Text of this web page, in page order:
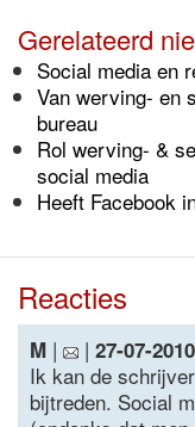
Gerelateerd
Social media en
Van werving- en
bureau
Rol werving- &
social media
Heeft Facebook
Reacties
M | | 27-07-
Ik kan de
bijtreden. Social